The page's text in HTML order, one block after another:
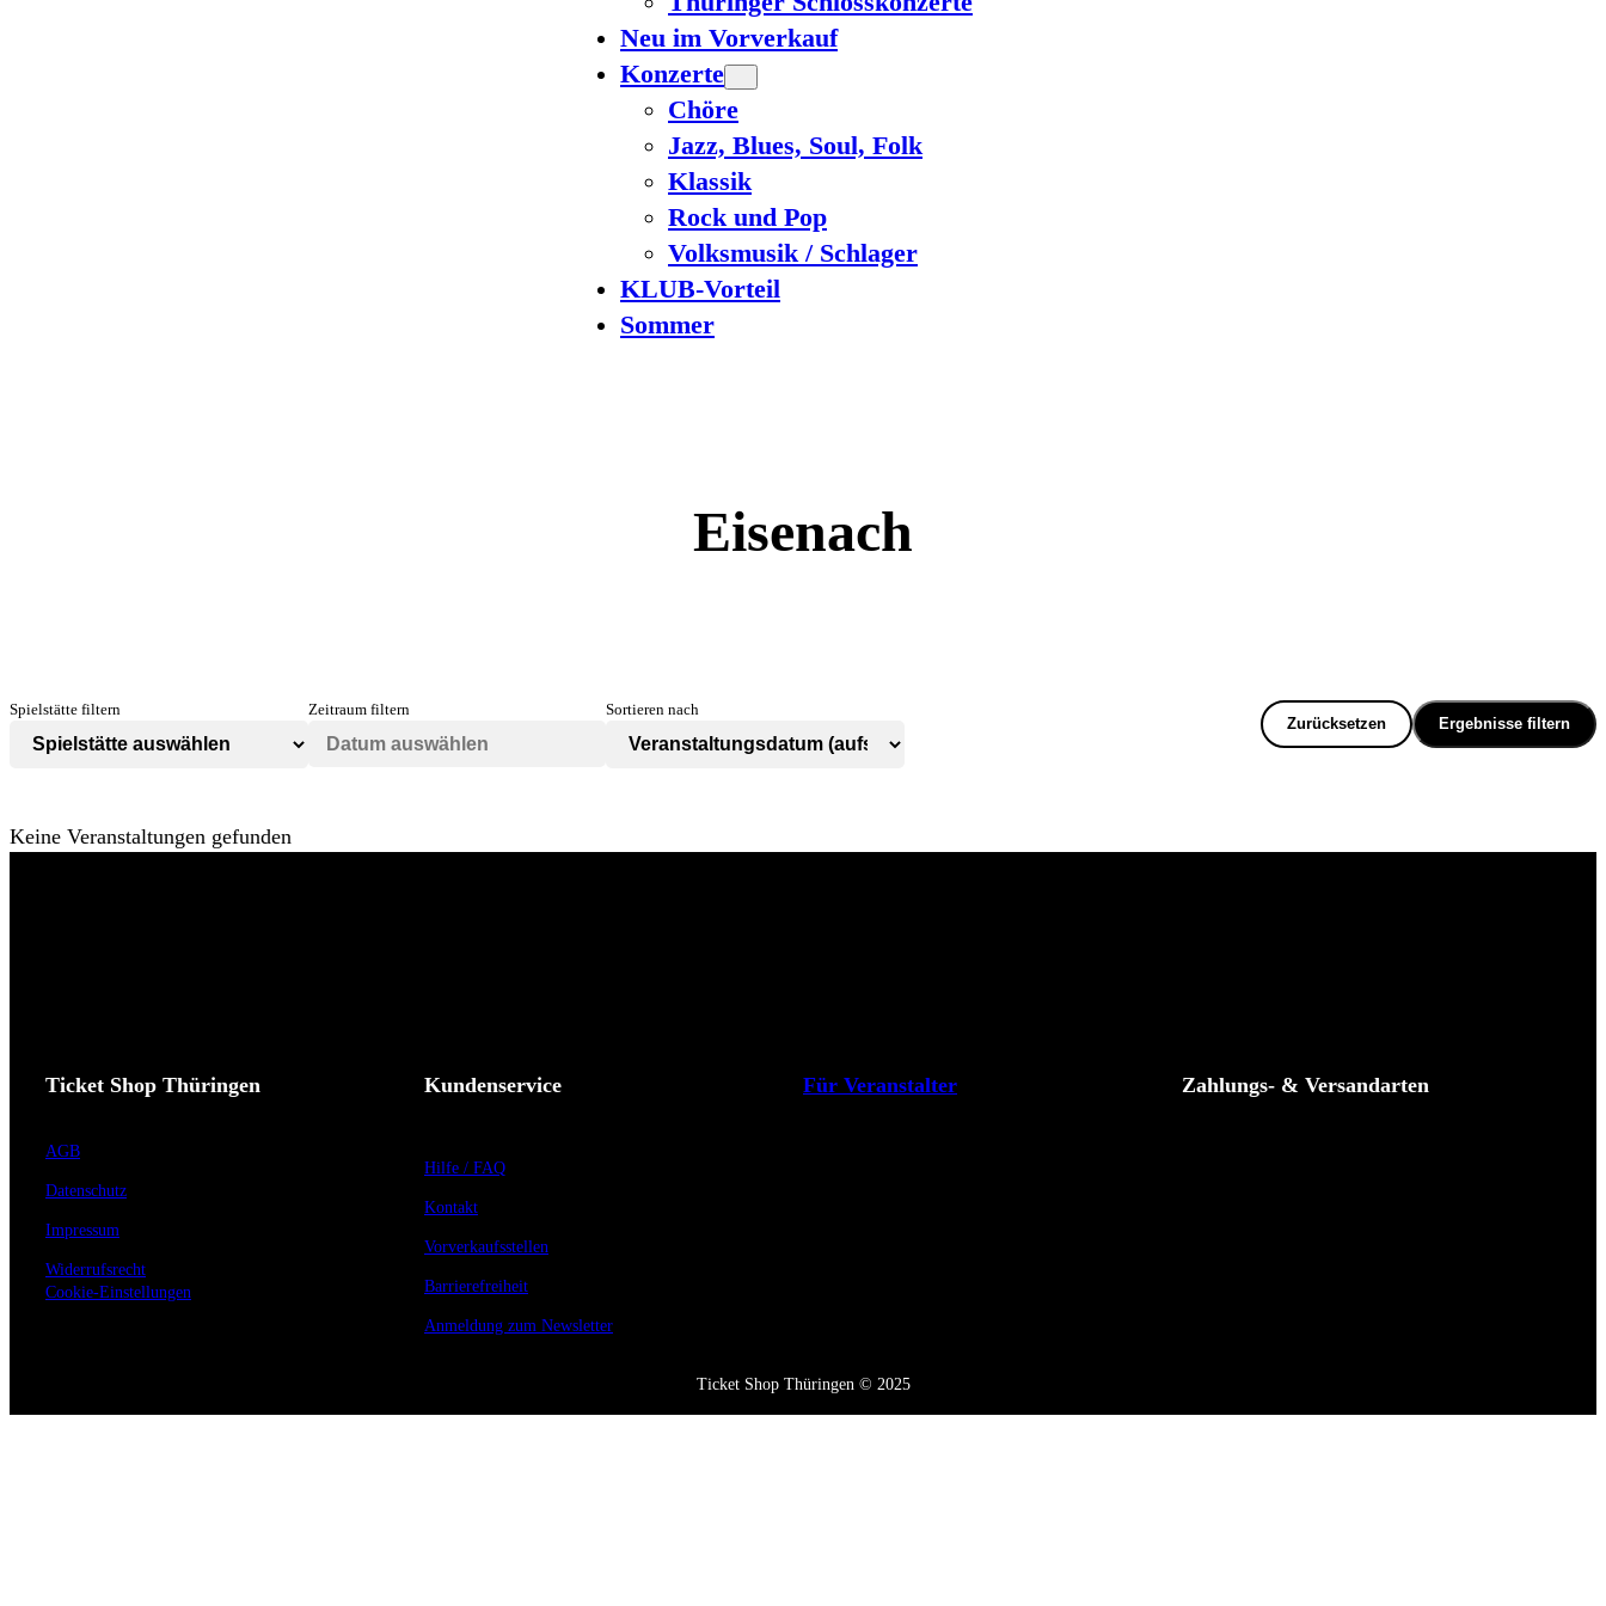
Neu im Vorverkauf
Konzerte
Chöre
Jazz, Blues, Soul, Folk
Klassik
Rock und Pop
Volksmusik / Schlager
KLUB-Vorteil
Sommer
Eisenach
Spielstätte filtern Zeitraum filtern Sortieren nach
Zurücksetzen Ergebnisse filtern
Keine Veranstaltungen gefunden
Ticket Shop Thüringen
AGB
Datenschutz
Impressum
Widerrufsrecht
Cookie-Einstellungen
Kundenservice
Hilfe / FAQ
Kontakt
Vorverkaufsstellen
Barrierefreiheit
Anmeldung zum Newsletter
Für Veranstalter Zahlungs- & Versandarten
Ticket Shop Thüringen © 2025